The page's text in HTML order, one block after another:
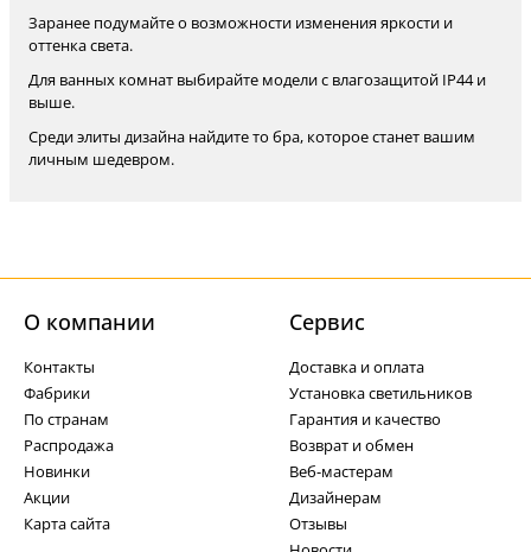
Заранее подумайте о возможности изменения яркости и
оттенка света.
Для ванных комнат выбирайте модели с влагозащитой IP44 и
выше.
Среди элиты дизайна найдите то бра, которое станет вашим
личным шедевром.
О компании
Контакты
Фабрики
По странам
Распродажа
Новинки
Акции
Карта сайта
Cервис
Доставка и оплата
Установка светильников
Гарантия и качество
Возврат и обмен
Веб-мастерам
Дизайнерам
Отзывы